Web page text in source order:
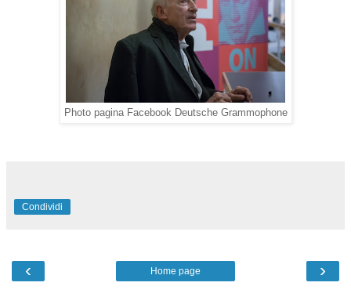
Photo pagina Facebook Deutsche Grammophone
Condividi
‹ ›
Home page